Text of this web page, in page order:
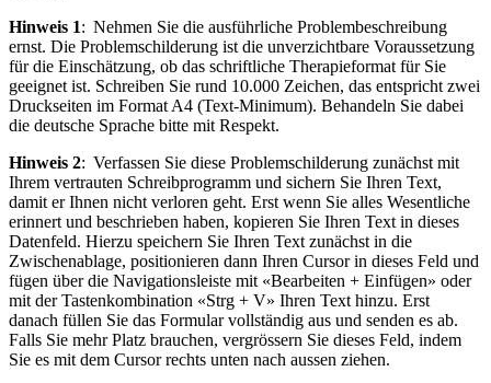
Hinweis 1: Nehmen Sie die ausführliche Problembeschreibung
ernst. Die Problemschilderung ist die unverzichtbare Voraussetzung
für die Einschätzung, ob das schriftliche Therapieformat für Sie
geeignet ist. Schreiben Sie rund 10.000 Zeichen, das entspricht zwei
Druckseiten im Format A4 (Text-Minimum). Behandeln Sie dabei
die deutsche Sprache bitte mit Respekt.
Hinweis 2: Verfassen Sie diese Problemschilderung zunächst mit
Ihrem vertrauten Schreibprogramm und sichern Sie Ihren Text,
damit er Ihnen nicht verloren geht. Erst wenn Sie alles Wesentliche
erinnert und beschrieben haben, kopieren Sie Ihren Text in dieses
Datenfeld. Hierzu speichern Sie Ihren Text zunächst in die
Zwischenablage, positionieren dann Ihren Cursor in dieses Feld und
fügen über die Navigationsleiste mit «Bearbeiten + Einfügen» oder
mit der Tastenkombination «Strg + V» Ihren Text hinzu. Erst
danach füllen Sie das Formular vollständig aus und senden es ab.
Falls Sie mehr Platz brauchen, vergrössern Sie dieses Feld, indem
Sie es mit dem Cursor rechts unten nach aussen ziehen.